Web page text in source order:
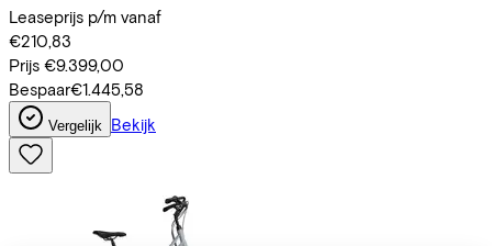
Leaseprijs p/m vanaf
€210,83
Prijs €9.399,00
Bespaar€1.445,58
Vergelijk Bekijk